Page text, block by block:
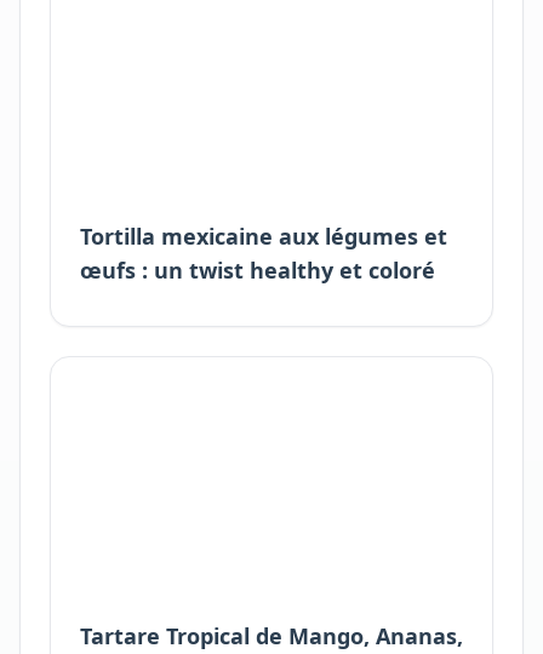
Tortilla mexicaine aux légumes et
œufs : un twist healthy et coloré
Tartare Tropical de Mango, Ananas,